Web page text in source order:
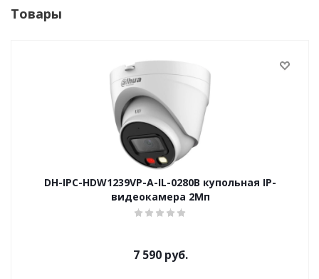
Товары
DH-IPC-HDW1239VP-A-IL-0280B купольная IP-
видеокамера 2Мп
7 590руб.